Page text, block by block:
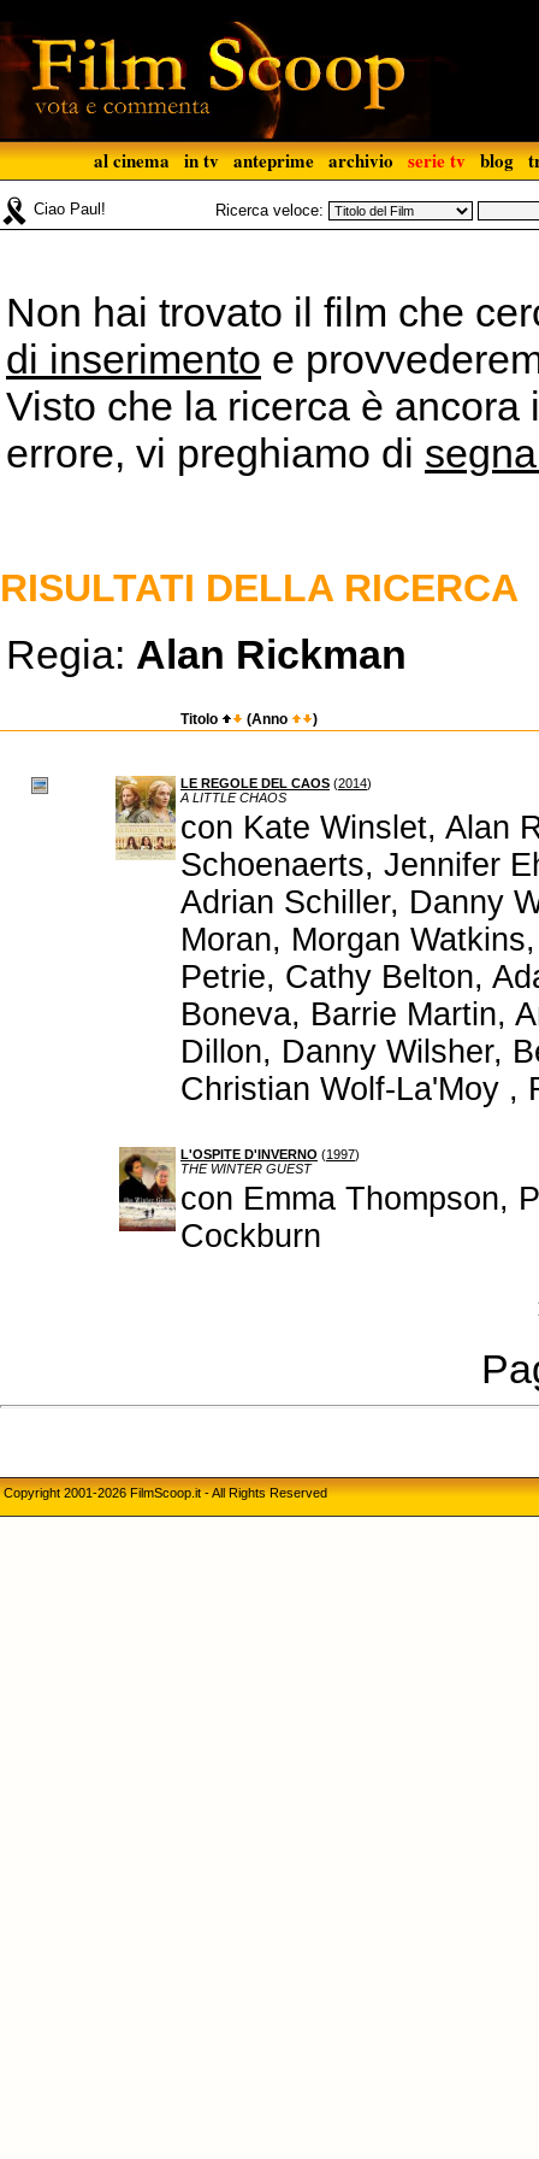
al cinema in tv anteprime archivio serie tv blog
Ciao Paul! Ricerca veloce:
Non hai trovato il film che
di inserimento e
Visto che la ricerca è
errore, vi preghiamo di
RISULTATI DELLA RICERCA
Regia: Alan Rickman
Titolo (Anno )
LE REGOLE DEL CAOS (2014)
A LITTLE CHAOS
con Kate Winslet, Alan
Schoenaerts, Jennifer
Adrian Schiller, Danny
Moran, Morgan
Petrie, Cathy Belton,
Boneva, Barrie Martin,
Dillon, Danny Wilsher,
Christian Wolf-La'Moy ,
L'OSPITE D'INVERNO (1997)
THE WINTER GUEST
con Emma Thompson,
Cockburn
Copyright 2001-2026 FilmScoop.it - All Rights Reserved